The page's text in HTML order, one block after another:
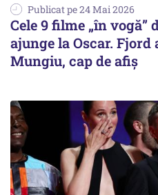
Publicat pe 24 Mai 2026
Cele 9 filme „în vogă”
ajunge la Oscar.
Mungiu, cap de afiș